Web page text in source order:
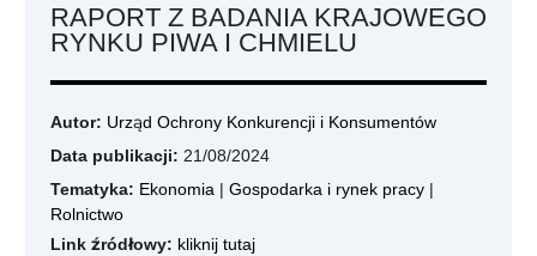
RAPORT Z BADANIA KRAJOWEGO
RYNKU PIWA I CHMIELU
Autor: Urząd Ochrony Konkurencji i Konsumentów
Data publikacji: 21/08/2024
Tematyka: Ekonomia | Gospodarka i rynek pracy |
Rolnictwo
Link źródłowy: kliknij tutaj